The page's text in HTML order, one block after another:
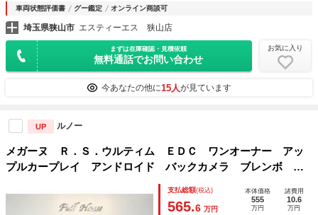
車両状態評価書 グー鑑定 オンライン商談可
埼玉県狭山市 エスティーエス 狭山店
まずは在庫確認・見積依頼
無料通話でお問い合わせ
お気に入り
今あなたの他に15人が見ています
UP ルノー
メガーヌ Ｒ．Ｓ．ウルティム ＥＤＣ ワンオーナー アッ
プルカープレイ アンドロイド バックカメラ ブレンボ 純
正レカロシート ＢＯＳＥ クリソナ レーンアシスト アク
ティブブレーキ
支払総額(税込)
565.6 万円
本体価格
555
万円
諸費用
10.6
万円